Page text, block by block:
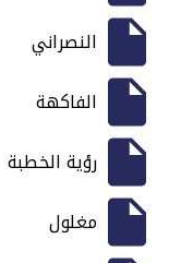
النصراني
الفاكهة
رؤية الخطبة
مغلول